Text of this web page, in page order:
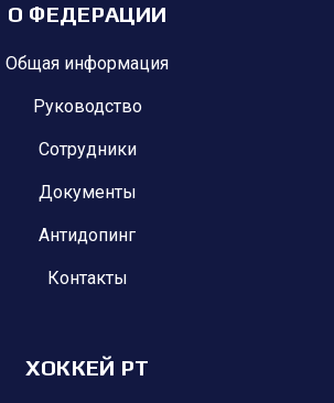
О ФЕДЕРАЦИИ
Общая информация
Руководство
Сотрудники
Документы
Антидопинг
Контакты
ХОККЕЙ РТ